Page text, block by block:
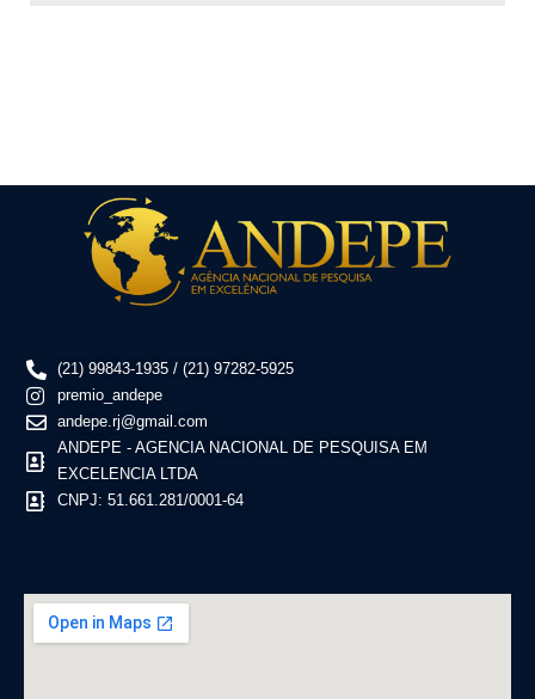
(21) 99843-1935 / (21) 97282-5925
premio_andepe
andepe.rj@gmail.com
ANDEPE - AGENCIA NACIONAL DE PESQUISA EM
EXCELENCIA LTDA
CNPJ: 51.661.281/0001-64